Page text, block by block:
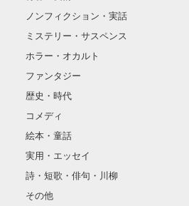
  ＜ はるり  ×  りゅうと ＞
  ＿＿＿＿好きだよ、はるちゃん。
ノンフィクション・実話
ミステリー・サスペンス
ホラー・オカルト
ファンタジー
歴史・時代
コメディ
絵本・童話
実用・エッセイ
詩・短歌・俳句・川柳
その他